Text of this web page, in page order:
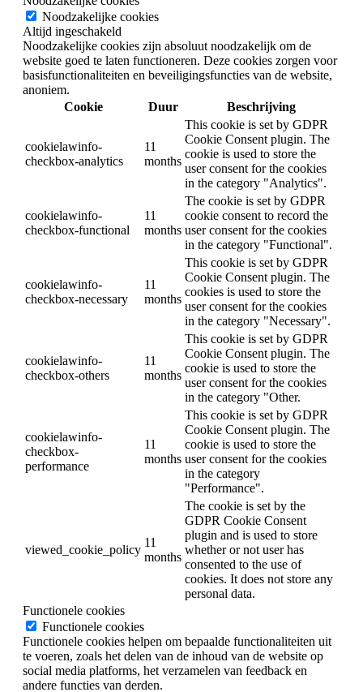
Noodzakelijke cookies
Altijd ingeschakeld
Noodzakelijke cookies zijn absoluut noodzakelijk om de
website goed te laten functioneren. Deze cookies zorgen voor
basisfunctionaliteiten en beveiligingsfuncties van de website,
anoniem.
Cookie
Duur Beschrijving
cookielawinfo-
checkbox-analytics
11
months
This cookie is set by GDPR
Cookie Consent plugin. The
cookie is used to store the
user consent for the cookies
in the category "Analytics".
cookielawinfo-
checkbox-functional
11
months
The cookie is set by GDPR
cookie consent to record the
user consent for the cookies
in the category "Functional".
cookielawinfo-
checkbox-necessary
11
months
This cookie is set by GDPR
Cookie Consent plugin. The
cookies is used to store the
user consent for the cookies
in the category "Necessary".
cookielawinfo-
checkbox-others
11
months
This cookie is set by GDPR
Cookie Consent plugin. The
cookie is used to store the
user consent for the cookies
in the category "Other.
cookielawinfo-
checkbox-
performance
11
months
This cookie is set by GDPR
Cookie Consent plugin. The
cookie is used to store the
user consent for the cookies
in the category
"Performance".
viewed_cookie_policy
11
months
The cookie is set by the
GDPR Cookie Consent
plugin and is used to store
whether or not user has
consented to the use of
cookies. It does not store any
personal data.
Functionele cookies
Functionele cookies
Functionele cookies helpen om bepaalde functionaliteiten uit
te voeren, zoals het delen van de inhoud van de website op
social media platforms, het verzamelen van feedback en
andere functies van derden.